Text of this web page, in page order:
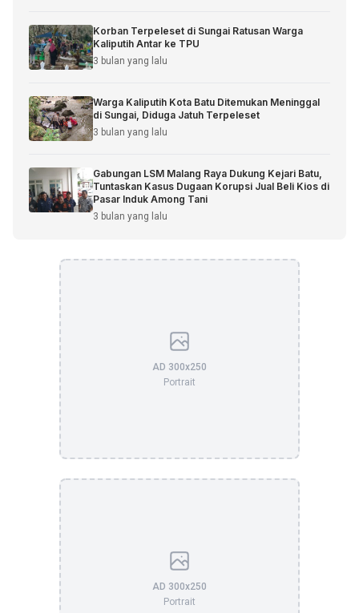
Korban Terpeleset di Sungai Ratusan Warga
Kaliputih Antar ke TPU
3 bulan yang lalu
Warga Kaliputih Kota Batu Ditemukan Meninggal
di Sungai, Diduga Jatuh Terpeleset
3 bulan yang lalu
Gabungan LSM Malang Raya Dukung Kejari Batu,
Tuntaskan Kasus Dugaan Korupsi Jual Beli Kios di
Pasar Induk Among Tani
3 bulan yang lalu
AD 300x250
Portrait
AD 300x250
Portrait